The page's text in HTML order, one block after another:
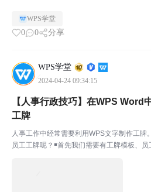
WPS学堂
0 0 分享
WPS学堂
2024-04-24 09:34:15
【人事行政技巧】在WPS Word
工牌
人事工作中经常需要利用WPS文字制作工牌
员工工牌呢？￭首先我们需要有工牌模板、